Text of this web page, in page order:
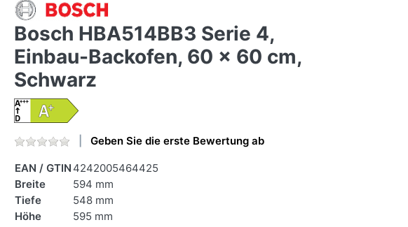
Bosch HBA514BB3 Serie 4,
Einbau-Backofen, 60 x 60 cm,
Schwarz
Geben Sie die erste Bewertung ab
EAN / GTIN 4242005464425
Breite
594 mm
Tiefe
548 mm
Höhe
595 mm